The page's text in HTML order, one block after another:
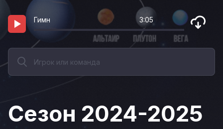
Гимн 3:05
Сезон 2024-2025